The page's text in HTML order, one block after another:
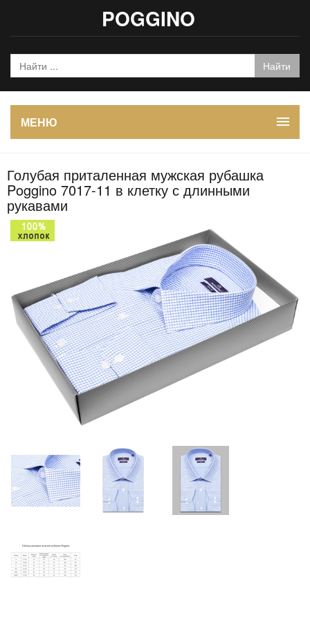
POGGINO
МЕНЮ
Голубая приталенная мужская рубашка
Poggino 7017-11 в клетку с длинными
рукавами